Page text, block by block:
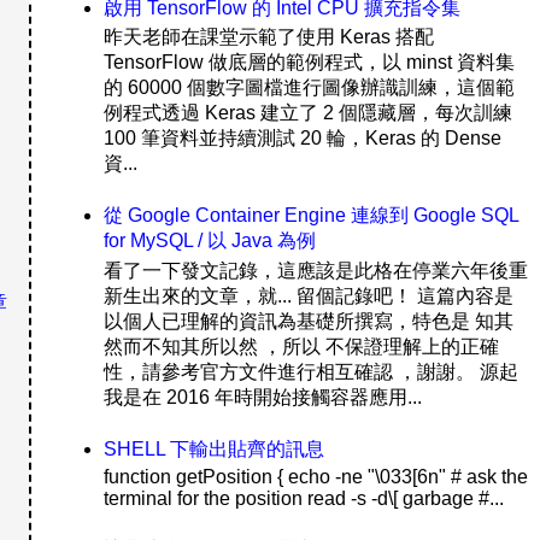
啟用 TensorFlow 的 Intel CPU 擴充指令集
昨天老師在課堂示範了使用 Keras 搭配
TensorFlow 做底層的範例程式，以 minst 資料集
的 60000 個數字圖檔進行圖像辦識訓練，這個範
例程式透過 Keras 建立了 2 個隱藏層，每次訓練
100 筆資料並持續測試 20 輪，Keras 的 Dense
資...
從 Google Container Engine 連線到 Google SQL
for MySQL / 以 Java 為例
看了一下發文記錄，這應該是此格在停業六年後重
新生出來的文章，就... 留個記錄吧！ 這篇內容是
以個人已理解的資訊為基礎所撰寫，特色是 知其
然而不知其所以然 ，所以 不保證理解上的正確
性，請參考官方文件進行相互確認 ，謝謝。 源起
我是在 2016 年時開始接觸容器應用...
SHELL 下輸出貼齊的訊息
function getPosition { echo -ne "\033[6n" # ask the
terminal for the position read -s -d\[ garbage #...